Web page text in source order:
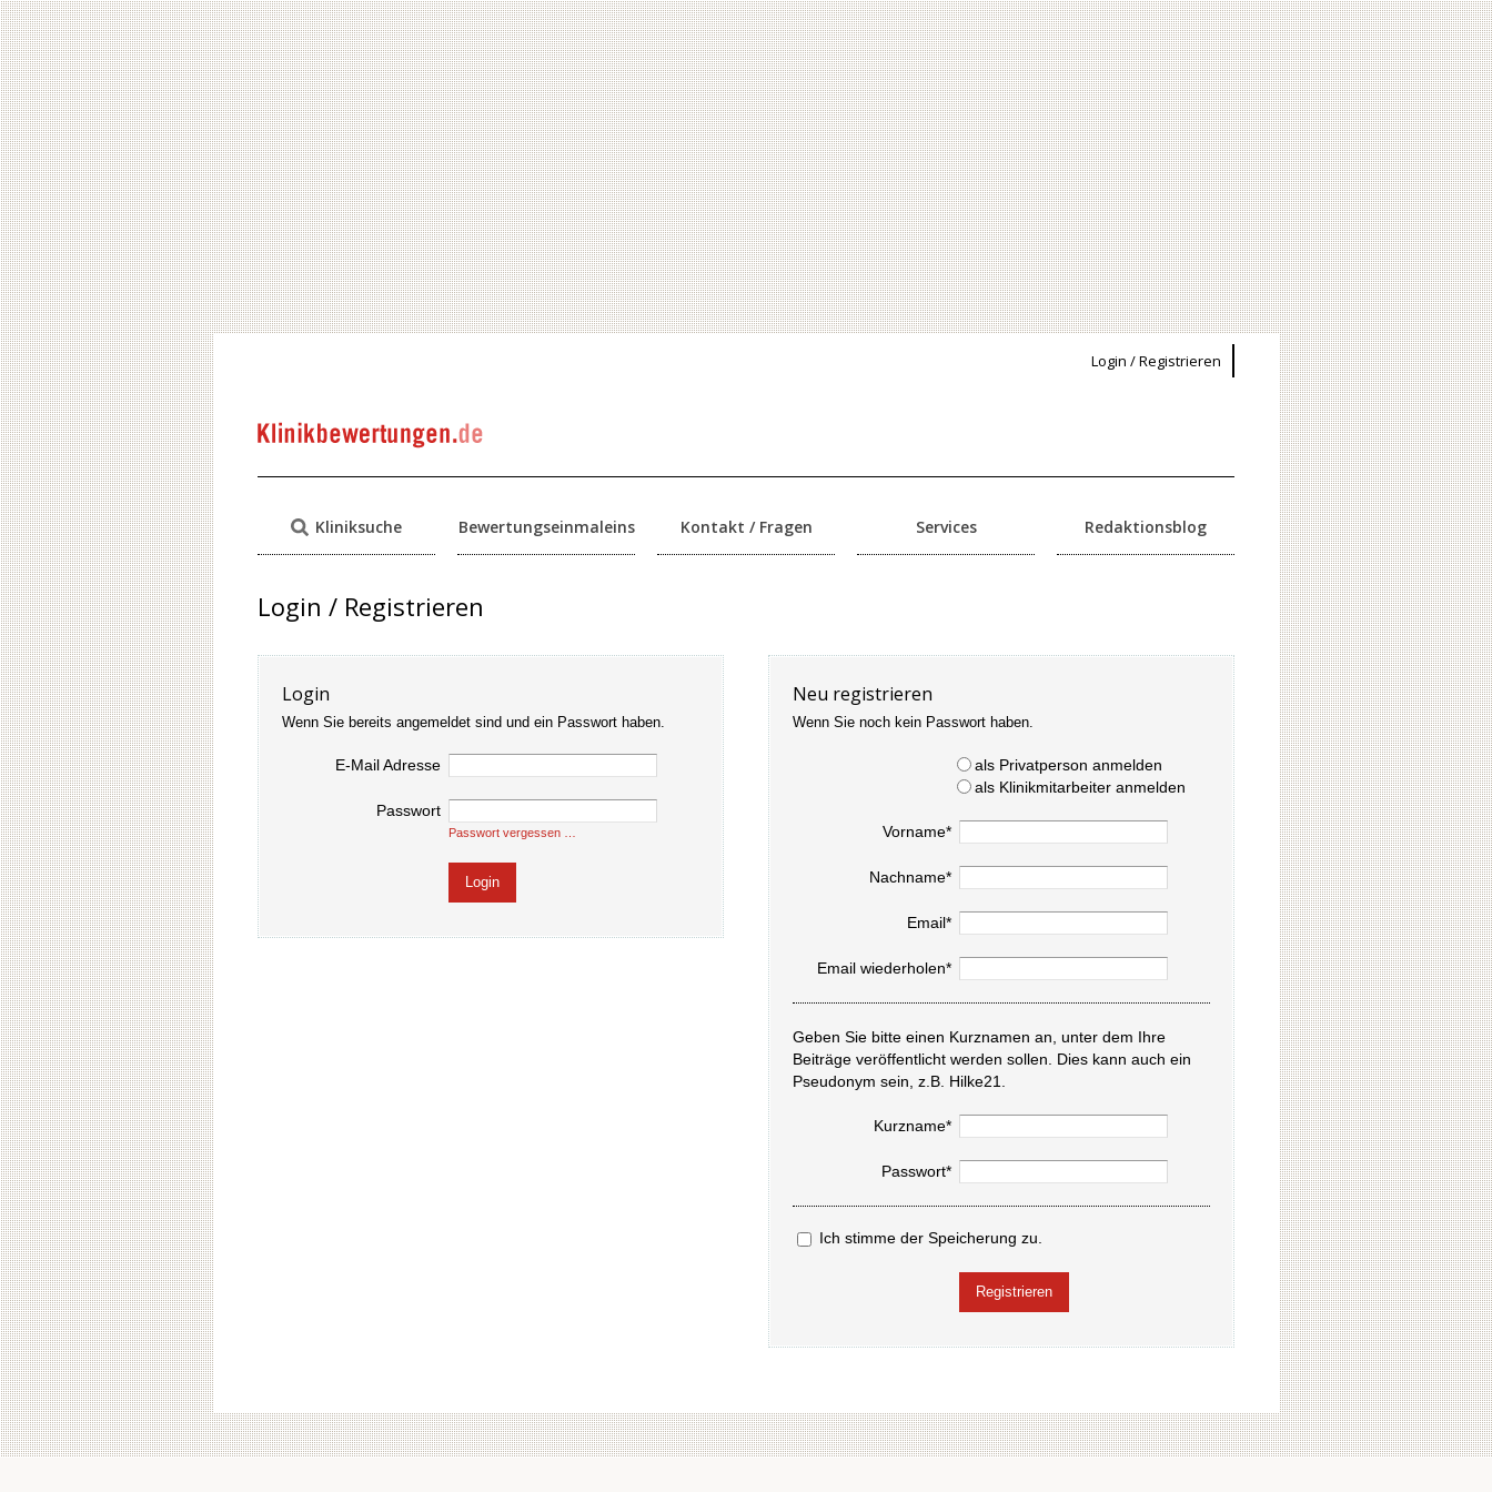
Login / Registrieren
Kliniksuche Bewertungseinmaleins Kontakt / Fragen Services Redaktionsblog
Login / Registrieren
Login
Wenn Sie bereits angemeldet sind und ein Passwort haben.
E-Mail Adresse
Passwort
Passwort vergessen …
Neu registrieren
Wenn Sie noch kein Passwort haben.
als Privatperson anmelden
als Klinikmitarbeiter anmelden
Vorname*
Nachname*
Email*
Email wiederholen*
Geben Sie bitte einen Kurznamen an, unter dem Ihre
Beiträge veröffentlicht werden sollen. Dies kann auch ein
Pseudonym sein, z.B. Hilke21.
Kurzname*
Passwort*
Ich stimme der Speicherung zu.